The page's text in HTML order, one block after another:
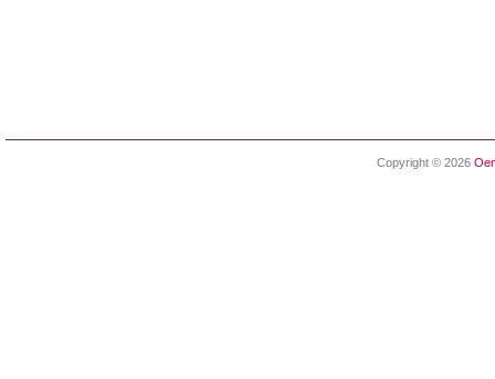
Copyright © 2026